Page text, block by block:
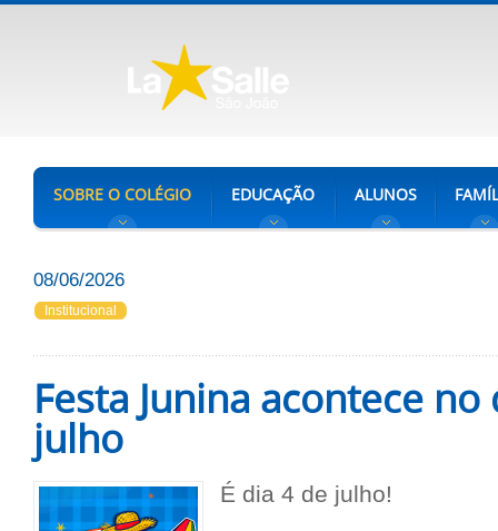
SOBRE O COLÉGIO EDUCAÇÃO ALUNOS
08/06/2026
Institucional
Festa Junina acontece no
julho
É dia 4 de julho!